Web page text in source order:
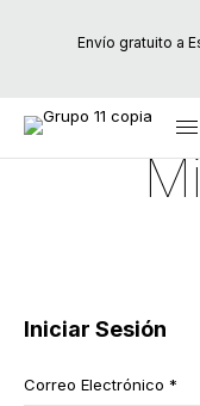
Envío gratuito a
Search
Iniciar Sesión
Correo Electrónico *